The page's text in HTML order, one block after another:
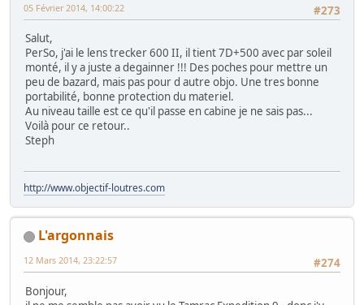
#273
05 Février 2014, 14:00:22
Salut,
PerSo, j'ai le lens trecker 600 II, il tient 7D+500 avec par soleil
monté, il y a juste a degainner !!! Des poches pour mettre un
peu de bazard, mais pas pour d autre objo. Une tres bonne
portabilité, bonne protection du materiel.
Au niveau taille est ce qu'il passe en cabine je ne sais pas...
Voilà pour ce retour..
Steph
http://www.objectif-loutres.com
L'argonnais
#274
12 Mars 2014, 23:22:57
Bonjour,